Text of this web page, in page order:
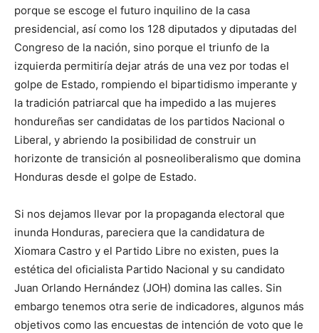
porque se escoge el futuro inquilino de la casa
presidencial, así como los 128 diputados y diputadas del
Congreso de la nación, sino porque el triunfo de la
izquierda permitiría dejar atrás de una vez por todas el
golpe de Estado, rompiendo el bipartidismo imperante y
la tradición patriarcal que ha impedido a las mujeres
hondureñas ser candidatas de los partidos Nacional o
Liberal, y abriendo la posibilidad de construir un
horizonte de transición al posneoliberalismo que domina
Honduras desde el golpe de Estado.
Si nos dejamos llevar por la propaganda electoral que
inunda Honduras, pareciera que la candidatura de
Xiomara Castro y el Partido Libre no existen, pues la
estética del oficialista Partido Nacional y su candidato
Juan Orlando Hernández (JOH) domina las calles. Sin
embargo tenemos otra serie de indicadores, algunos más
objetivos como las encuestas de intención de voto que le